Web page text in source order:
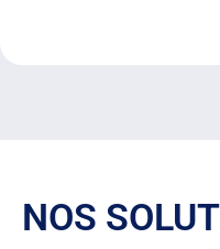
NOS